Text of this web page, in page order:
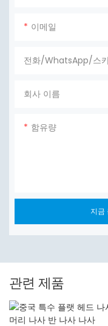
이메일
전화/WhatsApp/스
회사 이름
함유량
지금
관련 제품